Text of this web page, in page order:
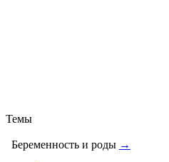
Темы
Беременность и роды →